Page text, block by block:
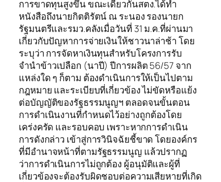
การขาดทุนสูงขึ้น ขณะเดียวกันสตง.ได้ทำ
หนังสือถึงนายกิตติรัตน์ ณ ระนอง รองนายก
รัฐมนตรีและรมว.คลังเมื่อวันที่ 31 ม.ค.ที่ผ่านมา
เกี่ยวกับปัญหาการจ่ายเงินให้ชาวนาล่าช้า โดย
ระบุว่า การจัดหาเงินทุนสำหรับโครงการรับ
จำนำข้าวเปลือก (นาปี) ปีการผลิต 56/57 จาก
แหล่งใด ๆ ก็ตาม ต้องดำเนินการให้เป็นไปตาม
กฎหมาย และระเบียบที่เกี่ยวข้อง ไม่ขัดหรือแย้ง
ต่อบัญญัติของรัฐธรรมนูญฯ ตลอดจนขั้นตอน
การดำเนินงานที่กำหนดไว้อย่างถูกต้องโดย
เคร่งครัด และรอบคอบ เพราะหากการดำเนิน
การดังกล่าว เข้าสู่การวินิจฉัยชี้ขาด โดยองค์กร
ที่มีอำนาจหน้าที่ตามรัฐธรรมนูญ แล้วปรากฏ
ว่าการดำเนินการไม่ถูกต้อง ผู้อนุมัติและผู้ที่
เกี่ยวข้องจะต้องรับผิดชอบต่อความเสียหายที่เกิด